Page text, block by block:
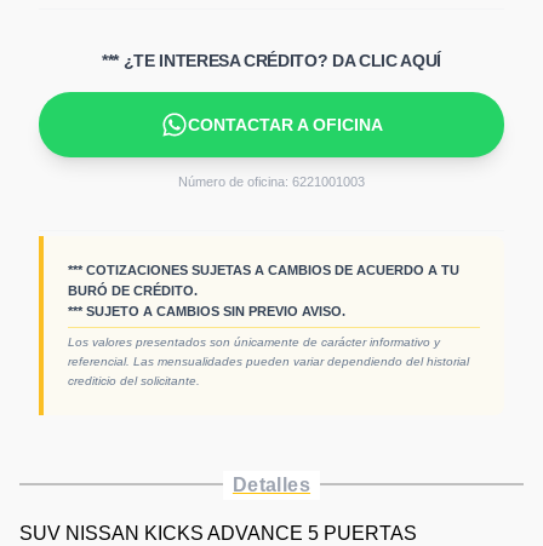
*** ¿TE INTERESA CRÉDITO? DA CLIC AQUÍ
CONTACTAR A OFICINA
Número de oficina: 6221001003
*** COTIZACIONES SUJETAS A CAMBIOS DE ACUERDO A TU
BURÓ DE CRÉDITO.
*** SUJETO A CAMBIOS SIN PREVIO AVISO.
Los valores presentados son únicamente de carácter informativo y
referencial. Las mensualidades pueden variar dependiendo del historial
crediticio del solicitante.
Detalles
SUV NISSAN KICKS ADVANCE 5 PUERTAS